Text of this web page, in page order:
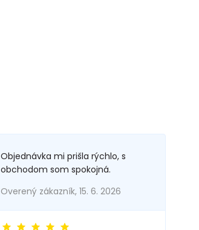
Objednávka mi prišla rýchlo, s
obchodom som spokojná.
Overený zákazník, 15. 6. 2026